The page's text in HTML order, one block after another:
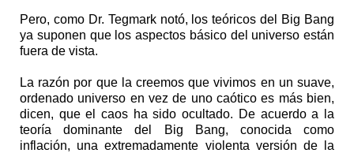
Pero, como Dr. Tegmark notó, los teóricos del Big Bang
ya suponen que los aspectos básico del universo están
fuera de vista.
La razón por que la creemos que vivimos en un suave,
ordenado universo en vez de uno caótico es más bien,
dicen, que el caos ha sido ocultado. De acuerdo a la
teoría dominante del Big Bang, conocida como
inflación, una extremadamente violenta versión de la